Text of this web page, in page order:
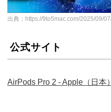
公式サイト
AirPods Pro 2 - Apple（日本）